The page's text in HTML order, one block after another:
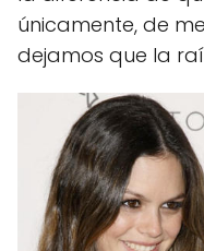
únicamente, de
dejamos que la